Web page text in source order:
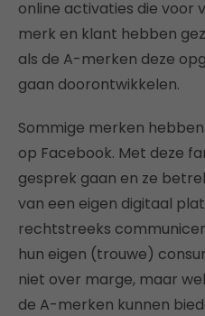
online activaties die voor
merk en klant hebben
als de A-merken deze
gaan doorontwikkelen.
Sommige merken
op Facebook. Met deze
gesprek gaan en ze
van een eigen digitaal
rechtstreeks
hun eigen (trouwe)
niet over marge, maar
de A-merken kunnen